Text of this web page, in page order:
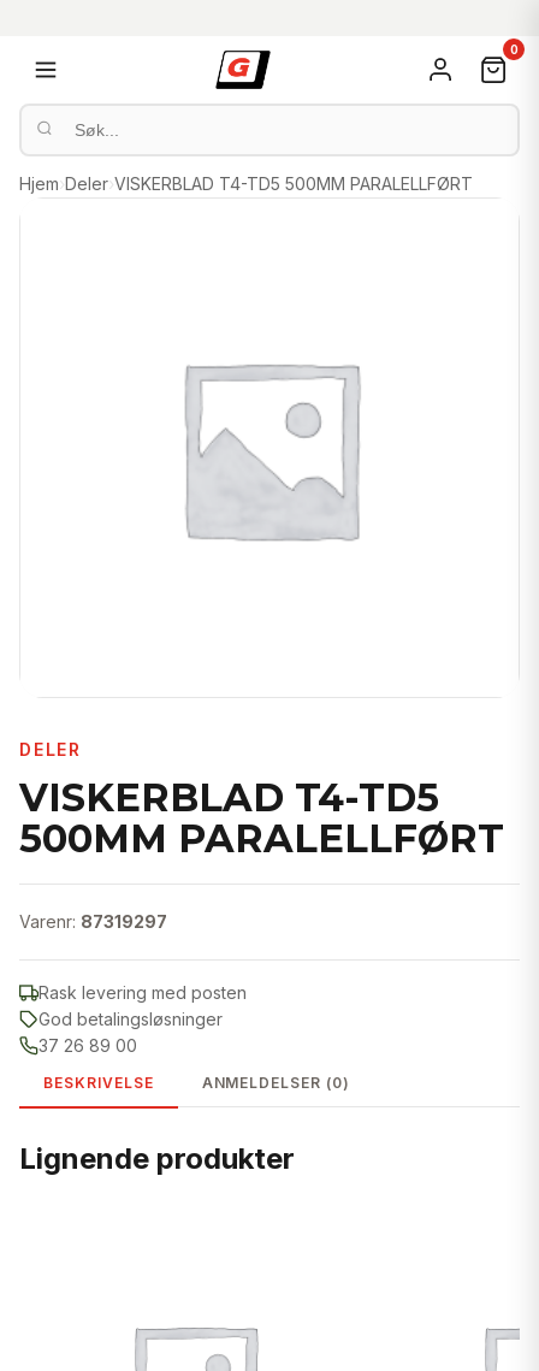
0
Hjem›Deler›VISKERBLAD T4-TD5 500MM PARALELLFØRT
DELER
VISKERBLAD T4-TD5
500MM PARALELLFØRT
Varenr: 87319297
Rask levering med posten
God betalingsløsninger
37 26 89 00
BESKRIVELSE ANMELDELSER (0)
Lignende produkter